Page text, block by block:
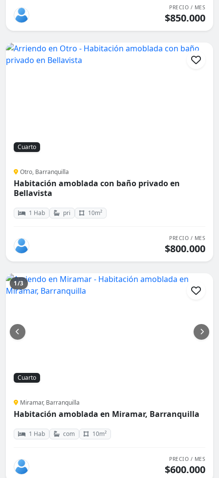
PRECIO / MES
$850.000
Cuarto
Otro, Barranquilla
Habitación amoblada con baño privado en
Bellavista
1 Hab pri 10m²
PRECIO / MES
$800.000
1/3
Cuarto
Miramar, Barranquilla
Habitación amoblada en Miramar, Barranquilla
1 Hab com 10m²
PRECIO / MES
$600.000